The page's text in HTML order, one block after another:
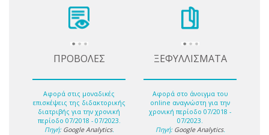
ΠΡΟΒΟΛΕΣ
Αφορά στις μοναδικές
επισκέψεις της διδακτορικής
διατριβής για την χρονική
περίοδο 07/2018 - 07/2023.
Πηγή: Google Analytics.
ΞΕΦΥΛΛΙΣΜΑΤΑ
Αφορά στο άνοιγμα του
online αναγνώστη για την
χρονική περίοδο 07/2018 -
07/2023.
Πηγή: Google Analytics.